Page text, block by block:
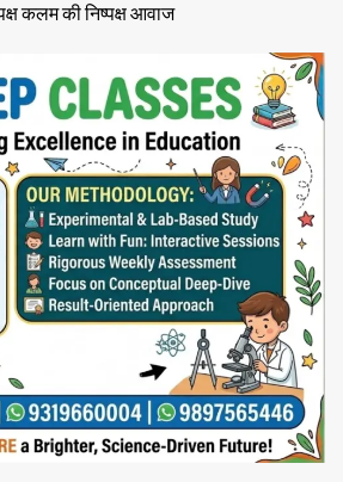
कलम की निष्पक्ष आवाज